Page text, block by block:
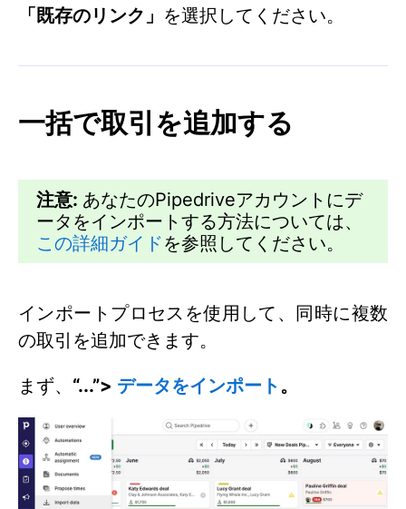
「既存のリンク」 を選択してください。
一括で取引を追加する
注意: あなたのPipedriveアカウントにデ
ータをインポートする方法については、
この詳細ガイドを参照してください。
インポートプロセスを使用して、同時に複数
の取引を追加できます。
まず、 “...”> データをインポート 。